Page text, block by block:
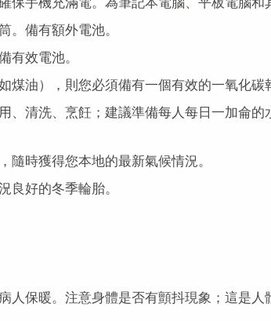
。備有額外電池。
有效電池。
煤油），則您必須備有一個有效的一氧化碳
、清洗、烹飪；建議準備每人每日一加侖
隨時獲得您本地的最新氣候情況。
良好的冬季輪胎。
人保暖。注意身體是否有顫抖現象；這是